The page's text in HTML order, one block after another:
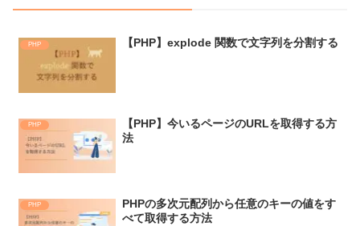
PHP 【PHP】explode 関数で文字列を分割する
PHP
【PHP】今いるページのURLを取得する方
法
PHP
PHPの多次元配列から任意のキーの値をす
べて取得する方法